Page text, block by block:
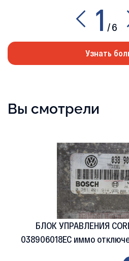
1 /6
Узнать
Вы смотрели
БЛОК УПРАВЛЕНИЯ
038906018EC иммо